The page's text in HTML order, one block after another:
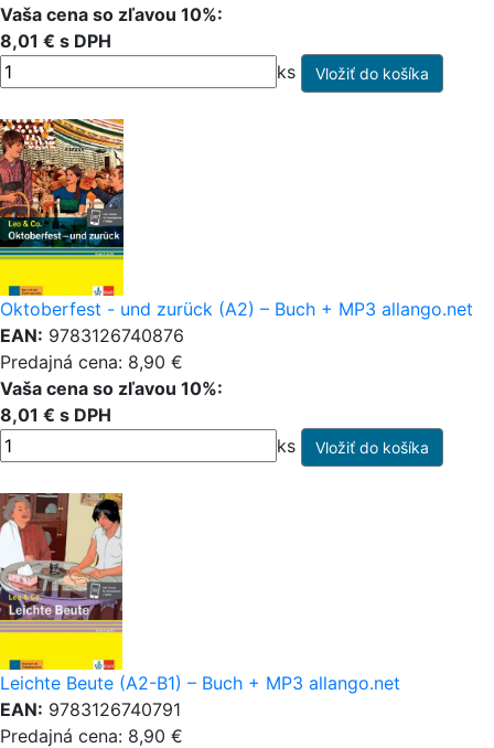
Vaša cena so zľavou 10%:
8,01 € s DPH
ks
Oktoberfest - und zurück (A2) – Buch + MP3 allango.net
EAN: 9783126740876
Predajná cena: 8,90 €
Vaša cena so zľavou 10%:
8,01 € s DPH
ks
Leichte Beute (A2-B1) – Buch + MP3 allango.net
EAN: 9783126740791
Predajná cena: 8,90 €